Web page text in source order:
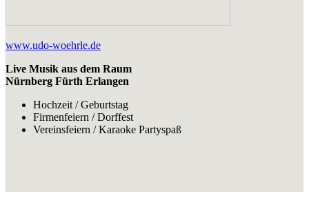
www.udo-woehrle.de
Live Musik aus dem Raum
Nürnberg Fürth Erlangen
Hochzeit / Geburtstag
Firmenfeiern / Dorffest
Vereinsfeiern / Karaoke Partyspaß